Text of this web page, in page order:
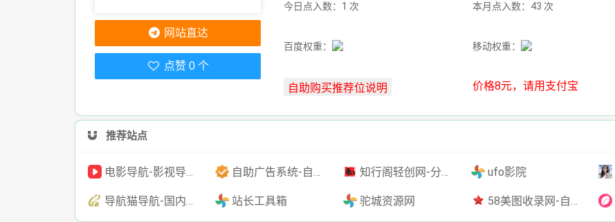
今日点入数：1 次 本月点入数：43 次
百度权重： 移动权重：
价格8元，请用支付宝
网站直达
点赞 0 个
推荐站点
电影导航-影视导航-电影搜索-影视搜索-电影站收录 自助广告系统-自助广告源码-自助投放广告插件 知行阁轻创网-分享网络赚钱项目-全网首发副业项目实操平台-副业创业项目网 ufo影院
导航猫导航-国内专业的技术资源网分类平台 站长工具箱 驼城资源网 58美图收录网-自动收录网站-流量交换-自动链